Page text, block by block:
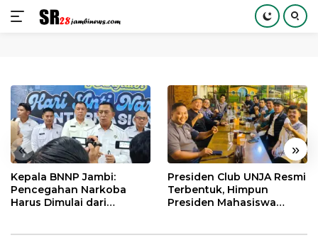
konten
« »
Kepala BNNP Jambi:
Pencegahan Narkoba
Harus Dimulai dari
Presiden Club UNJA Resmi
Terbentuk, Himpun
Presiden Mahasiswa